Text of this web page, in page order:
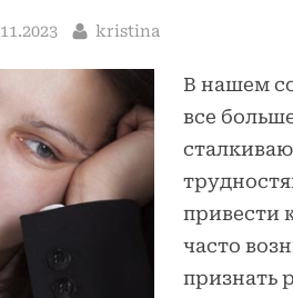
By
kristina
В нашем
все
привести
часто
признать